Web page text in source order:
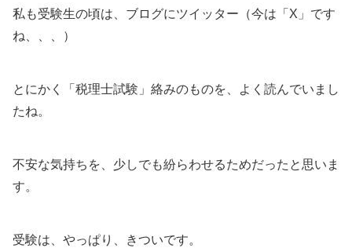
私も受験生の頃は、ブログにツイッター（今は「X」です
ね、、、）
とにかく「税理士試験」絡みのものを、よく読んでいまし
たね。
不安な気持ちを、少しでも紛らわせるためだったと思いま
す。
受験は、やっぱり、きついです。